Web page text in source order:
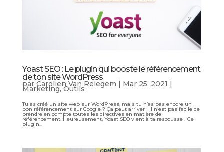
Yoast SEO : Le plugin qui booste le référencement
de ton site WordPress
par Carolien Van Relegem | Mar 25, 2021 |
Marketing,Outils
Tu as créé un site web sur WordPress, mais tu n’as pas encore un
bon référencement sur Google ? Ça peut arriver ! Il n’est pas facile de
prendre en compte toutes les directives en matière de
référencement. Heureusement, Yoast SEO vient à ta rescousse ! Ce
plugin...